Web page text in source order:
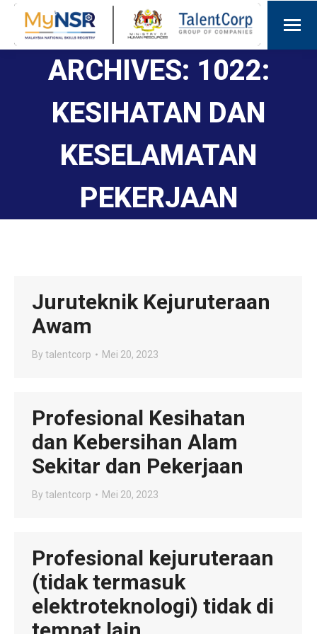
ARCHIVES: 1022:
KESIHATAN DAN
KESELAMATAN
PEKERJAAN
Juruteknik Kejuruteraan
Awam
By talentcorp Mei 20, 2023
Profesional Kesihatan
dan Kebersihan Alam
Sekitar dan Pekerjaan
By talentcorp Mei 20, 2023
Profesional kejuruteraan
(tidak termasuk
elektroteknologi) tidak di